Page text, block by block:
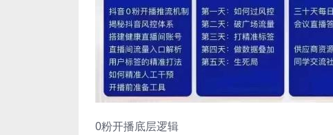
0粉开播底层逻辑